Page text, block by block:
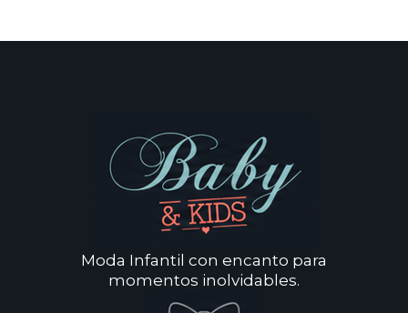
Moda Infantil con encanto para
momentos inolvidables.